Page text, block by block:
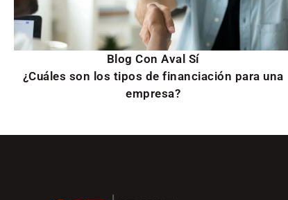
Blog Con Aval Sí
¿Cuáles son los tipos de financiación para una
empresa?